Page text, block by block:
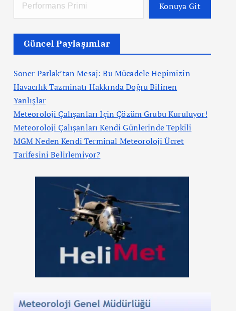
Konuya Git
Güncel Paylaşımlar
Soner Parlak’tan Mesaj: Bu Mücadele Hepimizin
Havacılık Tazminatı Hakkında Doğru Bilinen
Yanlışlar
Meteoroloji Çalışanları İçin Çözüm Grubu Kuruluyor!
Meteoroloji Çalışanları Kendi Günlerinde Tepkili
MGM Neden Kendi Terminal Meteoroloji Ücret
Tarifesini Belirlemiyor?